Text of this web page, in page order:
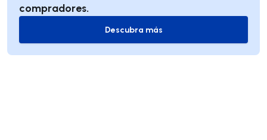
compradores.
Descubra más
Descubra más